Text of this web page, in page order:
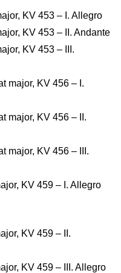
KV 453 – I. Allegro
KV 453 – II. Andante
KV 453 – III.
major, KV 456 – I.
major, KV 456 – II.
major, KV 456 – III.
KV 459 – I. Allegro
KV 459 – II.
KV 459 – III. Allegro